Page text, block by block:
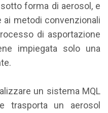
forma di aerosol, e
metodi convenzionali
di asportazione
impiegata solo una
un sistema MQL
trasporta un aerosol